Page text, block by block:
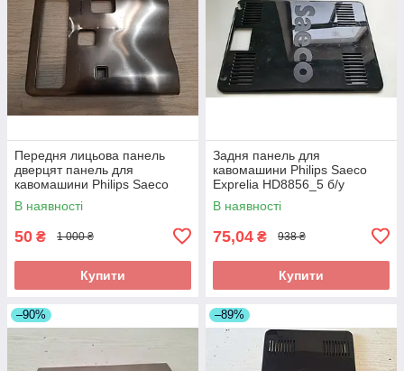
Передня лицьова панель
дверцят панель для
кавомашини Philips Saeco
Exprelia EVO HD8857 б/
у_дефект
В наявності
50 ₴ 1 000 ₴
Купити
Задня панель для
кавомашини Philips Saeco
Exprelia HD8856_5 б/у
_дефект
В наявності
75,04 ₴ 938 ₴
Купити
–90% –89%